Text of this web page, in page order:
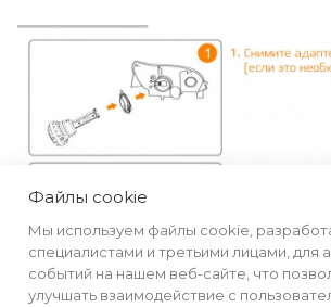
Файлы cookie
Мы используем файлы cookie,
специалистами и третьими лицами, для
событий на нашем веб-сайте, что
улучшать взаимодействие с